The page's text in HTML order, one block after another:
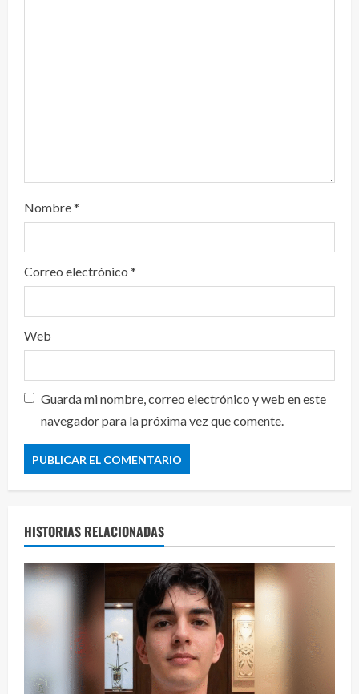
Nombre*
Correo electrónico *
Web
Guarda mi nombre, correo electrónico y web en este
navegador para la próxima vez que comente.
HISTORIAS RELACIONADAS